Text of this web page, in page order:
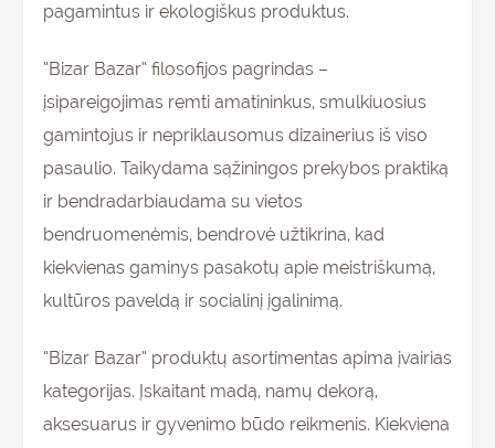
pagamintus ir ekologiškus produktus.
“Bizar Bazar” filosofijos pagrindas –
įsipareigojimas remti amatininkus, smulkiuosius
gamintojus ir nepriklausomus dizainerius iš viso
pasaulio. Taikydama sąžiningos prekybos praktiką
ir bendradarbiaudama su vietos
bendruomenėmis, bendrovė užtikrina, kad
kiekvienas gaminys pasakotų apie meistriškumą,
kultūros paveldą ir socialinį įgalinimą.
“Bizar Bazar” produktų asortimentas apima įvairias
kategorijas. Įskaitant madą, namų dekorą,
aksesuarus ir gyvenimo būdo reikmenis. Kiekviena